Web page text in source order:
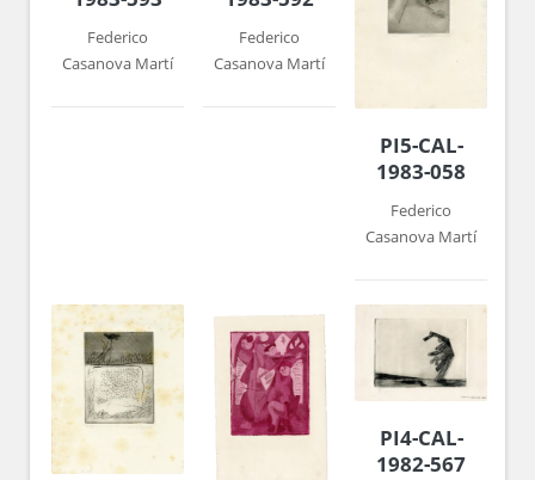
Federico
Casanova Martí
Federico
Casanova Martí
PI5-CAL-
1983-058
Federico
Casanova Martí
PI4-CAL-
1982-567